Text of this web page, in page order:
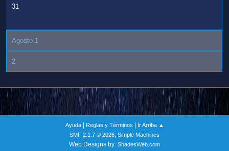
31
Agosto 1
2
Ayuda| Reglas y Términos
Ir Arriba ▲
SMF 2.1.7 © 2026, Simple Machines
Web Designs by: ShadesWeb.com